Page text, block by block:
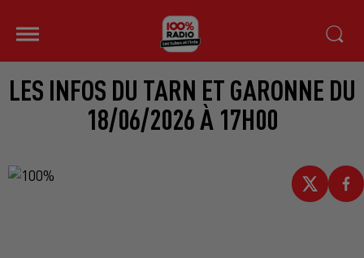
LES INFOS DU TARN ET GARONNE DU
18/06/2026 À 17H00